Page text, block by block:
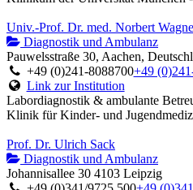
Univ.-Prof. Dr. med. Norbert
Diagnostik und Ambulanz
Pauwelsstraße 30, Aachen,
+49 (0)241-8088700+49
Link zur Institution
Labordiagnostik & ambulante
Klinik für Kinder- und
Prof. Dr. Ulrich Sack
Diagnostik und Ambulanz
Johannisallee 30 4103 Leipzig